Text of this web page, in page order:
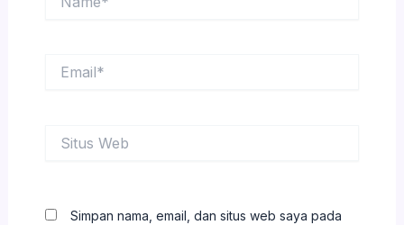
Web
Simpan nama, email, dan situs web saya pada